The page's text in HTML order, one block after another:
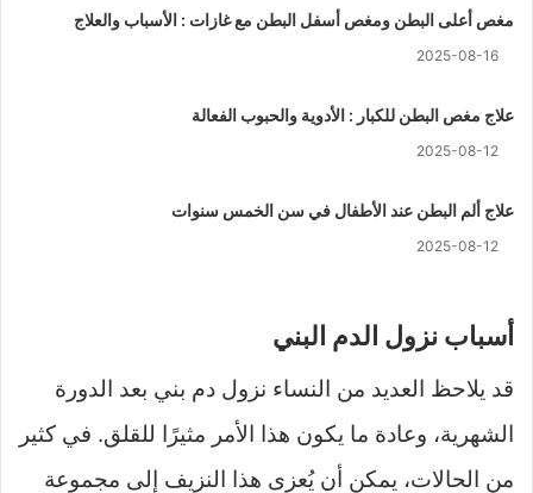
مغص أعلى البطن ومغص أسفل البطن مع غازات : الأسباب والعلاج
2025-08-16
علاج مغص البطن للكبار : الأدوية والحبوب الفعالة
2025-08-12
علاج ألم البطن عند الأطفال في سن الخمس سنوات
2025-08-12
أسباب نزول الدم البني
قد يلاحظ العديد من النساء نزول دم بني بعد الدورة
الشهرية، وعادة ما يكون هذا الأمر مثيرًا للقلق. في كثير
من الحالات، يمكن أن يُعزى هذا النزيف إلى مجموعة